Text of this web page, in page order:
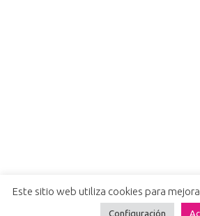
Artículo añadido al carrito.
Este sitio web utiliza cookies para
Configuración